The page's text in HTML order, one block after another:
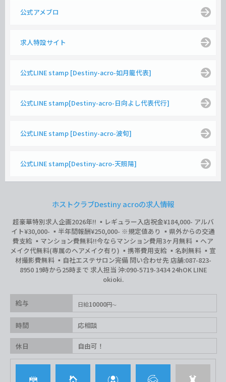
公式アメブロ
求人特設サイト
公式LINE stamp [Destiny-acro-如月龍代表]
公式LINE stamp[Destiny-acro-日向よし代表代行]
公式LINE stamp [Destiny-acro-波旬]
公式LINE stamp[Destiny-acro-天照陽]
ホストクラブDestiny acroの求人情報
超豪華特別求人企画2026年‼︎ ▪️レギュラー入店祝金¥184,000- アルバ
イト¥30,000- ▪️半年間報酬¥250,000- ※規定値あり ▪️県外からの交通
費支給 ▪️マンション費無料‼︎今ならマンション費用3ヶ月無料 ▪️ヘア
メイク代無料(専属のヘアメイク有り) ▪️携帯費用支給 ▪️名刺無料 ▪️宣
材撮影費無料 ▪️自社エステサロン完備 問い合わせ先 店舗:087-823-
8950 19時から25時まで 求人担当 沖:090-5719-3434 24hOK LINE
okioki.
給与 日給10000円
時間 応相談
休日 自由可！